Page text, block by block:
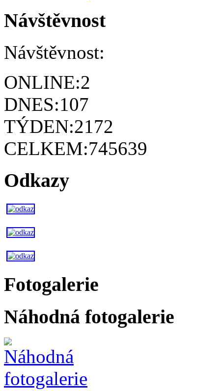
Návštěvnost
Návštěvnost:
ONLINE:2
DNES:107
TÝDEN:2172
CELKEM:745639
Odkazy
Fotogalerie
Náhodná fotogalerie